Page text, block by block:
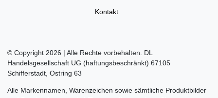
Kontakt
© Copyright 2026 | Alle Rechte vorbehalten. DL
Handelsgesellschaft UG (haftungsbeschränkt) 67105
Schifferstadt, Ostring 63
Alle Markennamen, Warenzeichen sowie sämtliche Produktbilder